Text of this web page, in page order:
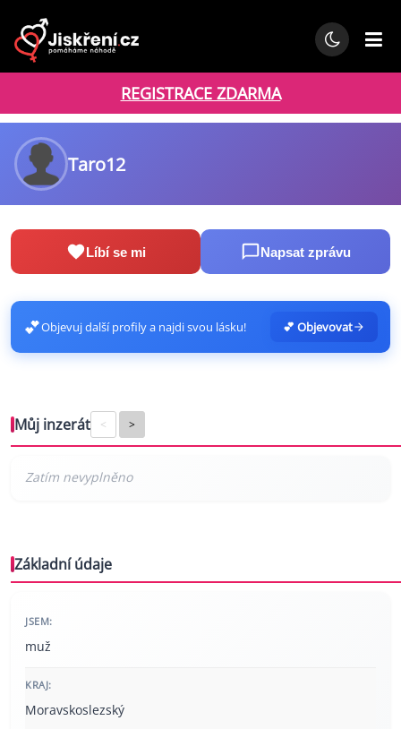
REGISTRACE ZDARMA
Taro12
Líbí se mi Napsat zprávu
💕Objevuj další profily a najdi svou lásku! 💕 Objevovat
Můj inzerát < >
Základní údaje
JSEM:
muž
KRAJ:
Moravskoslezský